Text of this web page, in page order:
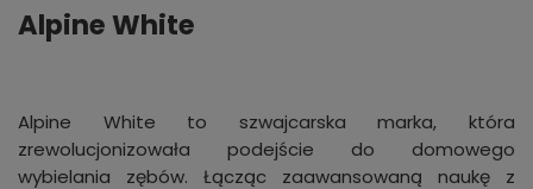
Alpine White
Alpine White to szwajcarska marka, która
zrewolucjonizowała podejście do domowego
wybielania zębów. Łącząc zaawansowaną naukę z